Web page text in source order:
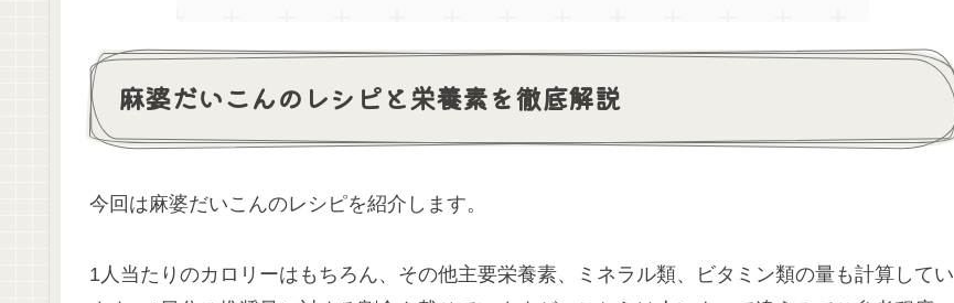
麻婆だいこんのレシピと栄養素を徹底解説
今回は麻婆だいこんのレシピを紹介します。
1人当たりのカロリーはもちろん、その他主要栄養素、ミネラル類、ビタミン類の量も計算してい